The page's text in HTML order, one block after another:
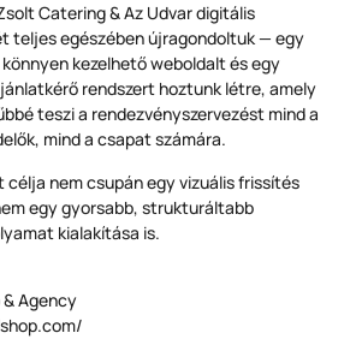
Agency
Catering & Az Udvar digitális
teljes egészében újragondoltuk — egy
kezelhető weboldalt és egy
rendszert hoztunk létre, amely
teszi a rendezvényszervezést mind a
mind a csapat számára.
célja nem csupán egy vizuális frissítés
egy gyorsabb, strukturáltabb
kialakítása is.